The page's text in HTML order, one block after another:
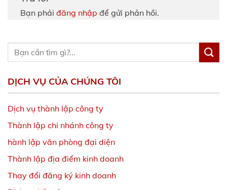
Bạn phải đăng nhập để gửi phản hồi.
DỊCH VỤ CỦA CHÚNG TÔI
Dịch vụ thành lập công ty
Thành lập chi nhánh công ty
hành lập văn phòng đại diện
Thành lập địa điểm kinh doanh
Thay đổi đăng ký kinh doanh